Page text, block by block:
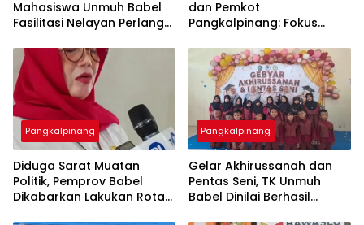
Mahasiswa Unmuh Babel
Fasilitasi Nelayan Perlang
di KSOP Pangkalbalam
dan Pemkot
Pangkalpinang: Fokus
Pangkalpinang
‎Diduga Sarat Muatan
Politik, Pemprov Babel
Dikabarkan Lakukan Rotasi
Pangkalpinang
‎Gelar Akhirussanah dan
Pentas Seni, TK Unmuh
Babel Dinilai Berhasil